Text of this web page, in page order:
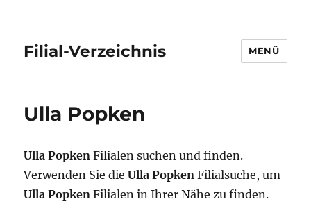
Filial-Verzeichnis MENÜ
Ulla Popken
Ulla Popken Filialen suchen und finden.
Verwenden Sie dieUlla Popken Filialsuche, um
Ulla Popken Filialen in Ihrer Nähe zu finden.